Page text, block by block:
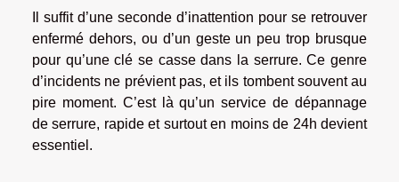
Il suffit d’une seconde d’inattention pour se retrouver
enfermé dehors, ou d’un geste un peu trop brusque
pour qu’une clé se casse dans la serrure. Ce genre
d’incidents ne prévient pas, et ils tombent souvent au
pire moment. C’est là qu’un service de dépannage
de serrure, rapide et surtout en moins de 24h devient
essentiel.